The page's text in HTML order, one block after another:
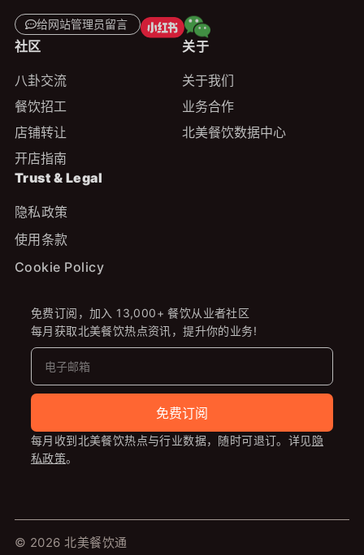
给网站管理员留言
社区
八卦交流
餐饮招工
店铺转让
开店指南
关于
关于我们
业务合作
北美餐饮数据中心
Trust & Legal
隐私政策
使用条款
Cookie Policy
免费订阅，加入 13,000+ 餐饮从业者社区
每月获取北美餐饮热点资讯，提升你的业务!
免费订阅
每月收到北美餐饮热点与行业数据，随时可退订。详见隐
私政策。
© 2026 北美餐饮通